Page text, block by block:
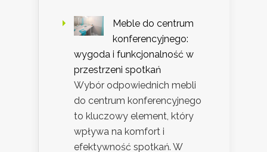
Meble do centrum
konferencyjnego:
wygoda i funkcjonalność w
przestrzeni spotkań
Wybór odpowiednich mebli
do centrum konferencyjnego
to kluczowy element, który
wpływa na komfort i
efektywność spotkań. W